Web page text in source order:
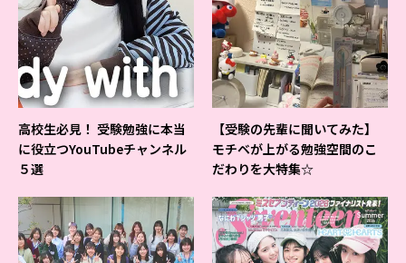
高校生必見！ 受験勉強に本当
に役立つYouTubeチャンネル
５選
【受験の先輩に聞いてみた】
モチベが上がる勉強空間のこ
だわりを大特集☆